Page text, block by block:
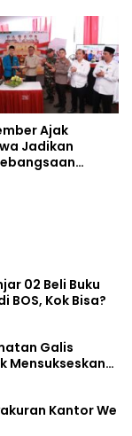
Ajak
Jadikan
02 Beli Buku
BOS, Kok Bisa?
Galis
Mensukseskan
Kantor We